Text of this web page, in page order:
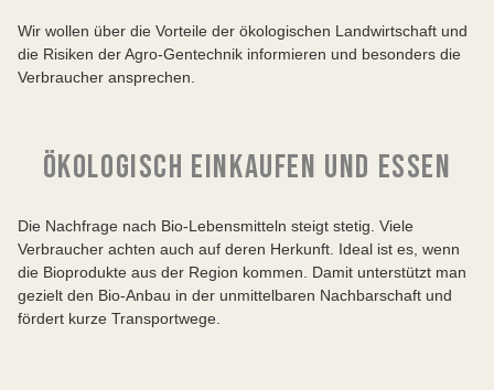
Wir wollen über die Vorteile der ökologischen Landwirtschaft und
die Risiken der Agro-Gentechnik informieren und besonders die
Verbraucher ansprechen.
ÖKOLOGISCH EINKAUFEN UND ESSEN
Die Nachfrage nach Bio-Lebensmitteln steigt stetig. Viele
Verbraucher achten auch auf deren Herkunft. Ideal ist es, wenn
die Bioprodukte aus der Region kommen. Damit unterstützt man
gezielt den Bio-Anbau in der unmittelbaren Nachbarschaft und
fördert kurze Transportwege.